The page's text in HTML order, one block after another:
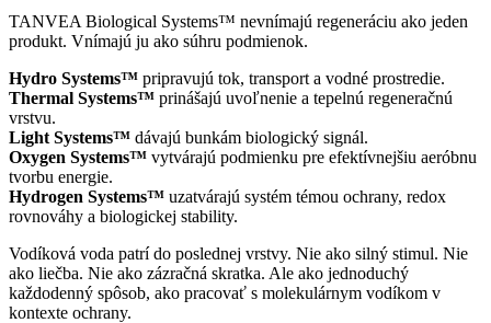
TANVEA Biological Systems™ nevnímajú regeneráciu ako jeden
produkt. Vnímajú ju ako súhru podmienok.
Hydro Systems™ pripravujú tok, transport a vodné prostredie.
Thermal Systems™ prinášajú uvoľnenie a tepelnú regeneračnú
vrstvu.
Light Systems™ dávajú bunkám biologický signál.
Oxygen Systems™ vytvárajú podmienku pre efektívnejšiu aeróbnu
tvorbu energie.
Hydrogen Systems™ uzatvárajú systém témou ochrany, redox
rovnováhy a biologickej stability.
Vodíková voda patrí do poslednej vrstvy. Nie ako silný stimul. Nie
ako liečba. Nie ako zázračná skratka. Ale ako jednoduchý
každodenný spôsob, ako pracovať s molekulárnym vodíkom v
kontexte ochrany.